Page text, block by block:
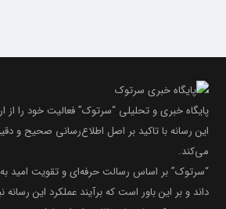
پایگاه خبری و تحلیلی “سرتوک” فعالیت خود را از اردیبهشت ماه
این رسانه با تاکید بر اصل اطلاع‌رسانی صحیح و
می‌کند.
“سرتوک” بر اساس رسالت حرفه‌ای و تقویت امید
داند و بر این باور است که برآیند عملکرد این